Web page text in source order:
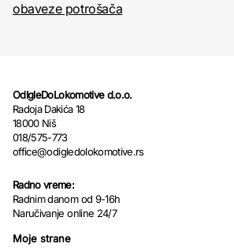
obaveze potrošača
OdIgleDoLokomotive d.o.o.
Radoja Dakića 18
18000 Niš
018/575-773
office@odigledolokomotive.rs
Radno vreme:
Radnim danom od 9-16h
Naručivanje online 24/7
Moje strane